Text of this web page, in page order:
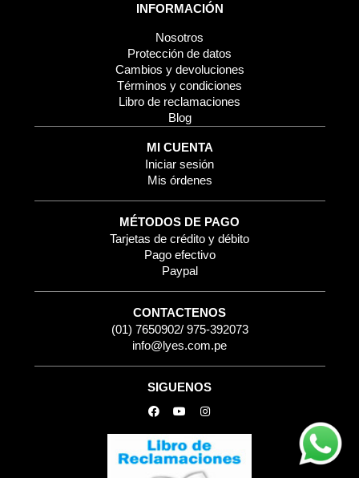
INFORMACIÓN
Nosotros
Protección de datos
Cambios y devoluciones
Términos y condiciones
Libro de reclamaciones
Blog
MI CUENTA
Iniciar sesión
Mis órdenes
MÉTODOS DE PAGO
Tarjetas de crédito y débito
Pago efectivo
Paypal
CONTACTENOS
(01) 7650902/ 975-392073
info@lyes.com.pe
SIGUENOS